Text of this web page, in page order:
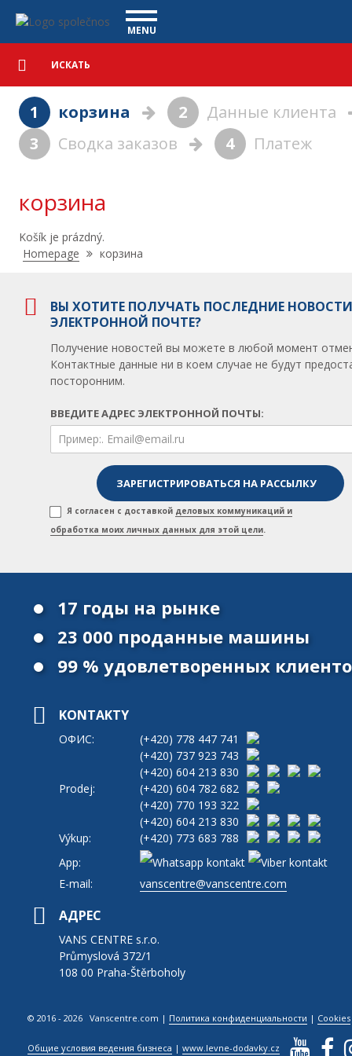
Navigace
MENU
КОММЕРЧЕСКИЕ АВТОМОБИЛИ
АВТОМОБИЛИ
ПОКУПКА
ЧТО МЫ ПРЕДЛАГАЕМ
ФИНАНСИРОВАНИЕ
НАШЕ ВИДЕО
CСЫЛКА
Подробный
поиск Искать
1 корзина 2
Данные клиента
3
Сводка заказов 4 Платеж
корзина
Košík je prázdný.
Nacházíte
Homepage корзина
ВЫ ХОТИТЕ ПОЛУЧАТЬ ПОСЛЕДНИЕ
ЭЛЕКТРОННОЙ ПОЧТЕ?
Получение новостей вы можете в любой момент
Контактные данные ни в коем случае не будут
посторонним.
ВВЕДИТЕ АДРЕС ЭЛЕКТРОННОЙ ПОЧТЫ:
Я согласен с доставкой деловых коммуникаций и
обработка моих личных данных для этой цели.
17 годы на рынке
23 000 проданные машины
99 % удовлетворенных
KONTAKTY
ОФИС: (+420) 778 447 741
(+420) 737 923 743
(+420) 604 213 830
Prodej:
(+420) 604 782 682
(+420) 770 193 322
(+420) 604 213 830
Výkup:
(+420) 773 683 788
App:
E-mail:
vanscentre@vanscentre.com
АДРЕС
VANS CENTRE s.r.o.
Průmyslová 372/1
108 00 Praha-Štěrboholy
© 2016 - 2026 Vanscentre.com | Политика конфиденциальности | Cookies
Общие условия ведения бизнеса |www.levne-dodavky.cz